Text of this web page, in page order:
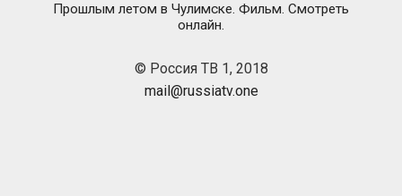
Прошлым летом в Чулимске. Фильм. Смотреть
онлайн.
© Россия ТВ 1, 2018
mail@russiatv.one